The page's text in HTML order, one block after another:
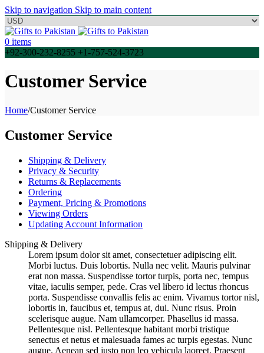
Skip to navigation Skip to main content
0 items
+92-300-232-8255 +1-757-524-3723
Customer Service
Home/Customer Service
Customer Service
Shipping & Delivery
Privacy & Security
Returns & Replacements
Ordering
Payment, Pricing & Promotions
Viewing Orders
Updating Account Information
Shipping & Delivery
Lorem ipsum dolor sit amet, consectetuer adipiscing elit.
Morbi luctus. Duis lobortis. Nulla nec velit. Mauris pulvinar
erat non massa. Suspendisse tortor turpis, porta nec, tempus
vitae, iaculis semper, pede. Cras vel libero id lectus rhoncus
porta. Suspendisse convallis felis ac enim. Vivamus tortor nisl,
lobortis in, faucibus et, tempus at, dui. Nunc risus. Proin
scelerisque augue. Nam ullamcorper. Phasellus id massa.
Pellentesque nisl. Pellentesque habitant morbi tristique
senectus et netus et malesuada fames ac turpis egestas. Nunc
augue. Aenean sed justo non leo vehicula laoreet. Praesent